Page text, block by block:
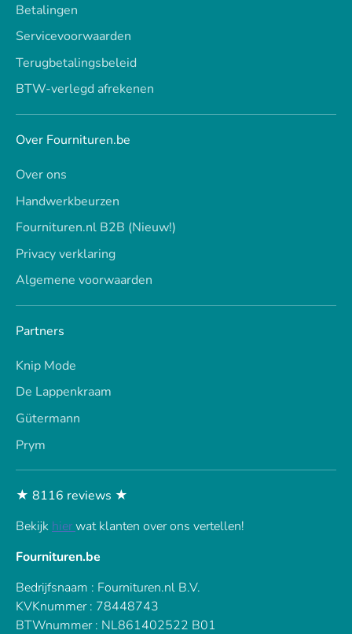
Betalingen
Servicevoorwaarden
Terugbetalingsbeleid
BTW-verlegd afrekenen
Over Fournituren.be
Over ons
Handwerkbeurzen
Fournituren.nl B2B (Nieuw!)
Privacy verklaring
Algemene voorwaarden
Partners
Knip Mode
De Lappenkraam
Gütermann
Prym
★ 8116 reviews ★
Bekijkhierwat klanten over ons vertellen!
Fournituren.be
Bedrijfsnaam : Fournituren.nl B.V.
KVKnummer : 78448743
BTWnummer : NL861402522 B01